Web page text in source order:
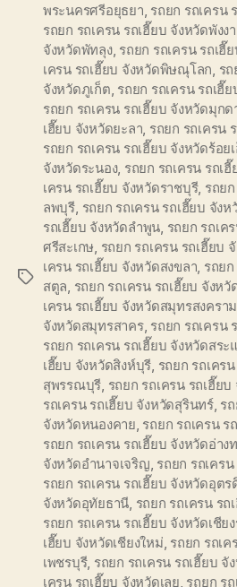
Tags
พระนครศรีอยุธยา, รถยก รถเครน
รถยก รถเครน รถเฮี๊ยบ จังหวัดพังงา
จังหวัดพัทลุง, รถยก รถเครน รถเฮี๊
เครน รถเฮี๊ยบ จังหวัดพิษณุโลก, ร
จังหวัดภูเก็ต, รถยก รถเครน รถเฮี๊
รถยก รถเครน รถเฮี๊ยบ จังหวัดมุกด
เฮี๊ยบ จังหวัดยะลา, รถยก รถเครน
รถยก รถเครน รถเฮี๊ยบ จังหวัดร้อย
จังหวัดระนอง, รถยก รถเครน รถเ
เครน รถเฮี๊ยบ จังหวัดราชบุรี, รถย
ลพบุรี, รถยก รถเครน รถเฮี๊ยบ จังห
รถเฮี๊ยบ จังหวัดลำพูน, รถยก รถเค
ศรีสะเกษ, รถยก รถเครน รถเฮี๊ยบ
เครน รถเฮี๊ยบ จังหวัดสงขลา, รถย
สตูล, รถยก รถเครน รถเฮี๊ยบ จังห
เครน รถเฮี๊ยบ จังหวัดสมุทรสงคราม
จังหวัดสมุทรสาคร, รถยก รถเครน
รถยก รถเครน รถเฮี๊ยบ จังหวัดสระ
เฮี๊ยบ จังหวัดสิงห์บุรี, รถยก รถเคร
สุพรรณบุรี, รถยก รถเครน รถเฮี๊ย
รถเครน รถเฮี๊ยบ จังหวัดสุรินทร์, ร
จังหวัดหนองคาย, รถยก รถเครน
รถยก รถเครน รถเฮี๊ยบ จังหวัดอ่าง
จังหวัดอำนาจเจริญ, รถยก รถเคร
รถยก รถเครน รถเฮี๊ยบ จังหวัดอุตร
จังหวัดอุทัยธานี, รถยก รถเครน ร
รถยก รถเครน รถเฮี๊ยบ จังหวัดเชีย
เฮี๊ยบ จังหวัดเชียงใหม่, รถยก รถเค
เพชรบุรี, รถยก รถเครน รถเฮี๊ยบ
เครน รถเฮี๊ยบ จังหวัดเลย, รถยก ร